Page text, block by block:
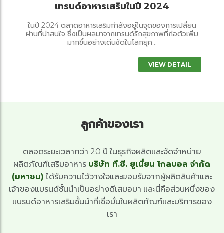
เทรนด์อาหารเสริมในปี 2024
ในปี 2024 ตลาดอาหารเสริมกำลังอยู่ในจุดของการเปลี่ยน
ผ่านที่น่าสนใจ ซึ่งเป็นผลมาจากเทรนด์รักสุขภาพที่ก่อตัวเพิ่ม
มากขึ้นอย่างเด่นชัดในโลกยุค...
VIEW DETAIL
ลูกค้าของเรา
ตลอดระยะเวลากว่า 20 ปี ในธุรกิจผลิตและจัดจำหน่าย
ผลิตภัณฑ์เสริมอาหาร บริษัท ที.ซี. ยูเนี่ยน โกลบอล จำกัด
(มหาชน) ได้รับความไว้วางใจและยอมรับจากผู้ผลิตสินค้าและ
เจ้าของแบรนด์ชั้นนำเป็นอย่างดีเสมอมา และนี่คือส่วนหนึ่งของ
แบรนด์อาหารเสริมชั้นนำที่เชื่อมั่นในผลิตภัณฑ์และบริการของ
เรา